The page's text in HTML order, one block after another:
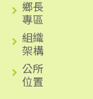
鄉長
專區
組織
架構
公所
位置